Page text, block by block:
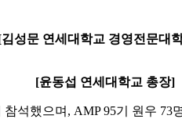
성문 연세대학교 경영전문대
[윤동섭 연세대학교 총장]
석했으며, AMP 95기 원우